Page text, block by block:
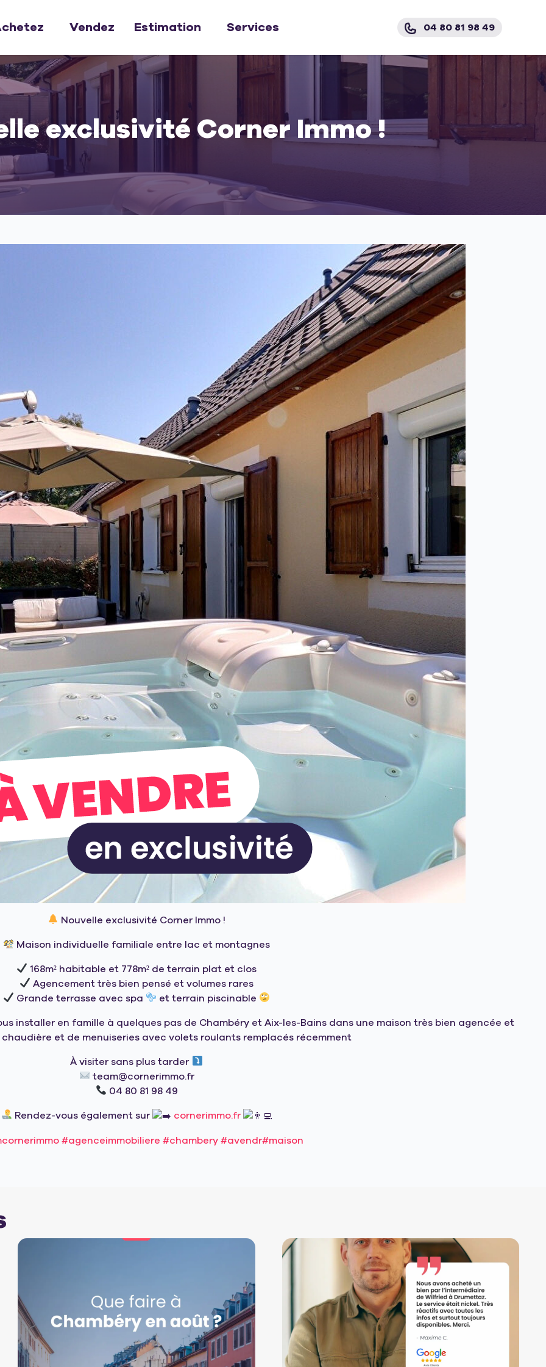
Vendez Estimation Services 04 80 81 98 49
exclusivité Corner Immo !
Nouvelle exclusivité Corner Immo !
Maison individuelle familiale entre lac et montagnes
168m² habitable et 778m² de terrain plat et clos
Agencement très bien pensé et volumes rares
Grande terrasse avec spa
et terrain piscinable
installer en famille à quelques pas de Chambéry et Aix-les-Bains dans une maison très bien agencée et
chaudière et de menuiseries avec volets roulants remplacés récemment
À visiter sans plus tarder
team@cornerimmo.fr
04 80 81 98 49
Rendez-vous également sur
cornerimmo.fr
#agenceimmobiliere #chambery#avendr#maison